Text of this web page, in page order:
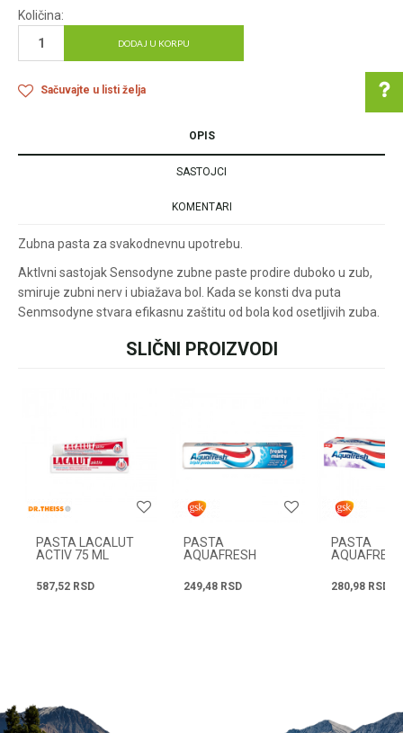
Količina:
DODAJ U KORPU
Sačuvajte u listi želja
Za više informacija u
pišite nam:
customers@oazazdrav
lja.rs
+381631105804
Svakog radnog dana od
08h do 16h
OPIS
SASTOJCI
KOMENTARI
Zubna pasta za svakodnevnu upotrebu.
Aktlvni sastojak Sensodyne zubne paste prodire duboko u zub,
smiruje zubni nerv i ubiažava bol. Kada se konsti dva puta
Senmsodyne stvara efikasnu zaštitu od bola kod osetljivih zuba.
SLIČNI PROIZVODI
PASTA LACALUT
ACTIV 75 ML
587,52 RSD
PASTA
AQUAFRESH
75ML
249,48 RSD
PASTA
AQUAFRESH
125ML
280,98 RSD